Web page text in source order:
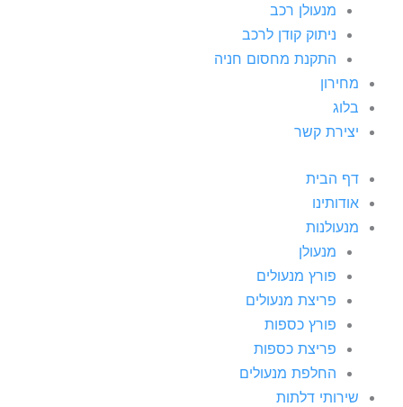
מנעולן רכב
ניתוק קודן לרכב
התקנת מחסום חניה
מחירון
בלוג
יצירת קשר
דף הבית
אודותינו
מנעולנות
מנעולן
פורץ מנעולים
פריצת מנעולים
פורץ כספות
פריצת כספות
החלפת מנעולים
שירותי דלתות